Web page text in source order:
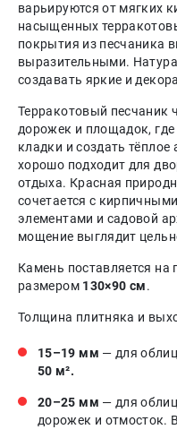
варьируются от мягких
насыщенных
покрытия из песчаника
выразительными.
создавать яркие и
Терракотовый песчаник
дорожек и площадок,
кладки и создать
хорошо подходит для
отдыха. Красная
сочетается с
элементами и садовой
мощение выглядит
Камень поставляется
размером 130×90 см.
Толщина плитняка и
15–19 мм — для
50 м².
20–25 мм — для
дорожек и отмосток.